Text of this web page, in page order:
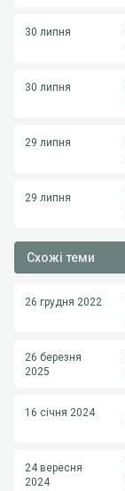
30 липня
30 липня
29 липня
29 липня
Схожі теми
26 грудня 2022
26 березня
2025
16 січня 2024
24 вересня
2024